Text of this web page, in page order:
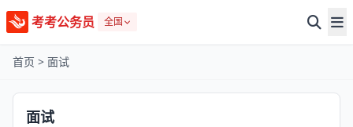
考考公务员 全国
首页 > 面试
面试